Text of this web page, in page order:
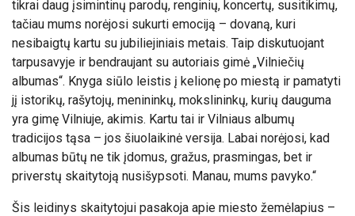
tikrai daug įsimintinų parodų, renginių, koncertų, susitikimų,
tačiau mums norėjosi sukurti emociją – dovaną, kuri
nesibaigtų kartu su jubiliejiniais metais. Taip diskutuojant
tarpusavyje ir bendraujant su autoriais gimė „Vilniečių
albumas“. Knyga siūlo leistis į kelionę po miestą ir pamatyti
jį istorikų, rašytojų, menininkų, mokslininkų, kurių dauguma
yra gimę Vilniuje, akimis. Kartu tai ir Vilniaus albumų
tradicijos tąsa – jos šiuolaikinė versija. Labai norėjosi, kad
albumas būtų ne tik įdomus, gražus, prasmingas, bet ir
priverstų skaitytoją nusišypsoti. Manau, mums pavyko.“
Šis leidinys skaitytojui pasakoja apie miesto žemėlapius –